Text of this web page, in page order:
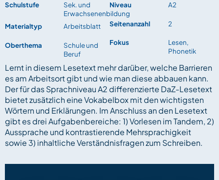
Schulstufe
Sek. und
Erwachsenenbildung
Materialtyp
Arbeitsblatt
Oberthema
Schule und
Beruf
Niveau A2
Seitenanzahl 2
Fokus
Lesen,
Phonetik
Lernt in diesem Lesetext mehr darüber, welche Barrieren
es am Arbeitsort gibt und wie man diese abbauen kann.
Der für das Sprachniveau A2 differenzierte DaZ-Lesetext
bietet zusätzlich eine Vokabelbox mit den wichtigsten
Wörtern und Erklärungen. Im Anschluss an den Lesetext
gibt es drei Aufgabenbereiche: 1) Vorlesen im Tandem, 2)
Aussprache und kontrastierende Mehrsprachigkeit
sowie 3) inhaltliche Verständnisfragen zum Schreiben.